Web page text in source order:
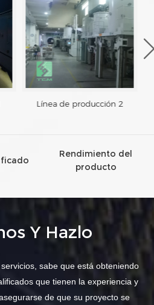
Línea de producción 2
Rendimiento del
producto
Y Hazlo
sabe que está obteniendo
que tienen la experiencia y
de que su proyecto se